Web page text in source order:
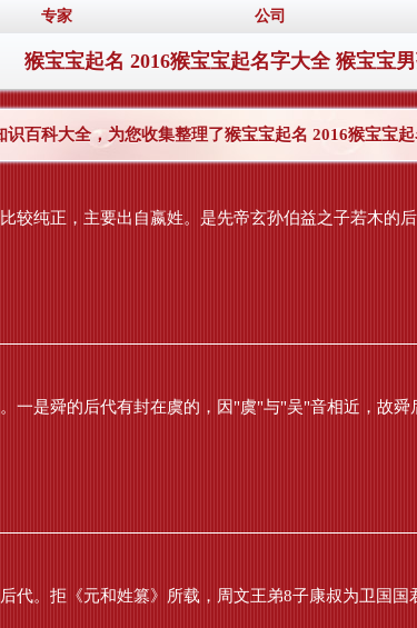
专家 公司
猴宝宝起名 2016猴宝宝起名字大全 猴宝宝
百科大全，为您收集整理了猴宝宝起名 2016猴宝宝
较纯正，主要出自嬴姓。是先帝玄孙伯益之子若木的
一是舜的后代有封在虞的，因"虞"与"吴"音相近，故舜
代。拒《元和姓篡》所载，周文王弟8子康叔为卫国